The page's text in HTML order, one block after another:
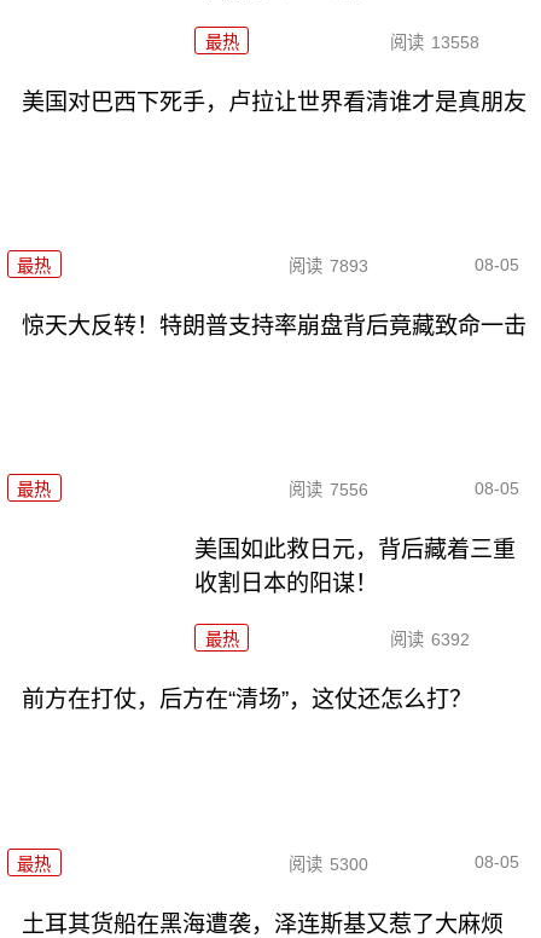
最热 阅读 13558
美国对巴西下死手，卢拉让世界看清谁才是真朋友
最热 阅读 7893 08-05
惊天大反转！特朗普支持率崩盘背后竟藏致命一击
最热 阅读 7556 08-05
美国如此救日元，背后藏着三重
收割日本的阳谋！
最热 阅读 6392
前方在打仗，后方在“清场”，这仗还怎么打？
最热 阅读 5300 08-05
土耳其货船在黑海遭袭，泽连斯基又惹了大麻烦